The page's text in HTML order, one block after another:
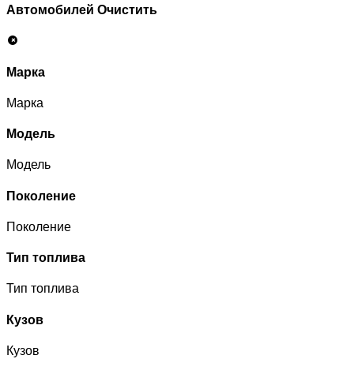
Автомобилей Очистить
Марка
Марка
Модель
Модель
Поколение
Поколение
Тип топлива
Тип топлива
Кузов
Кузов